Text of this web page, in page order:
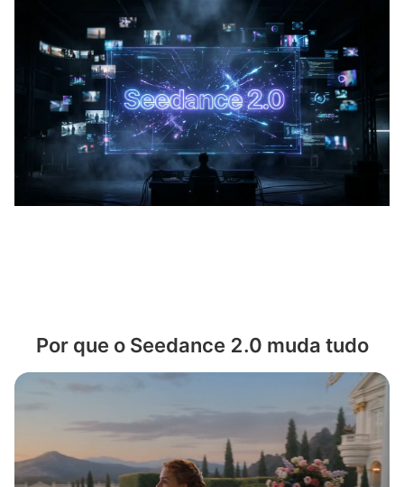
Por que o Seedance 2.0 muda tudo